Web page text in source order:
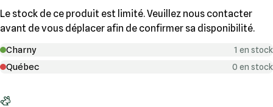
Le stock de ce produit est limité. Veuillez nous contacter
avant de vous déplacer afin de confirmer sa disponibilité.
Charny 1 en stock
Québec 0 en stock